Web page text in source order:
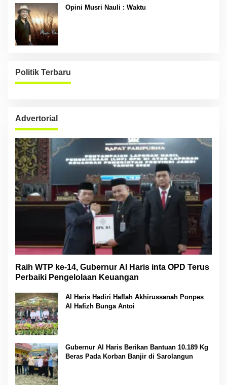
Opini Musri Nauli : Waktu
Politik Terbaru
Advertorial
Raih WTP ke-14, Gubernur Al Haris inta OPD Terus
Perbaiki Pengelolaan Keuangan
Al Haris Hadiri Haflah Akhirussanah Ponpes
Al Hafizh Bunga Antoi
Gubernur Al Haris Berikan Bantuan 10.189 Kg
Beras Pada Korban Banjir di Sarolangun